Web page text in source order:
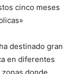
cinco meses
destinado gran
en diferentes